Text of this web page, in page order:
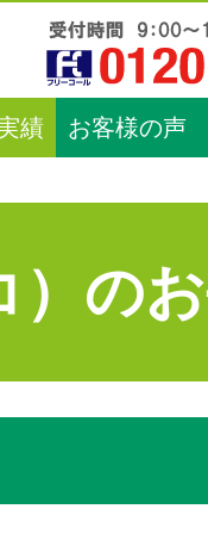
績 お客様の声
）の